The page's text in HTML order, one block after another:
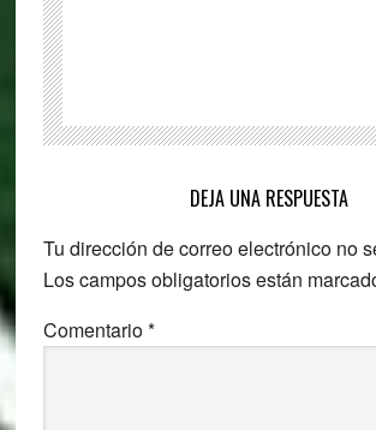
Interactions
DEJA UNA RESPUESTA
Tu dirección de correo electrónico no
Los campos obligatorios están
Comentario*